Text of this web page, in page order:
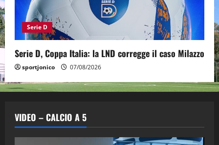
Serie D
Serie D, Coppa Italia: la LND corregge il caso Milazzo
sportjonico 07/08/2026
VIDEO – CALCIO A 5